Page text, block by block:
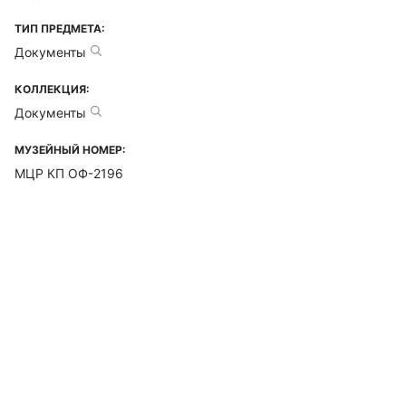
ТИП ПРЕДМЕТА:
Документы
КОЛЛЕКЦИЯ:
Документы
МУЗЕЙНЫЙ НОМЕР:
МЦР КП ОФ-2196